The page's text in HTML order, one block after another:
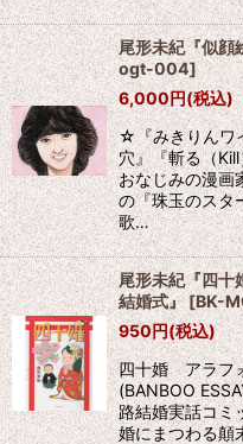
尾形未紀『似
ogt-004]
6,000円(税込)
☆『みきりんワ
穴』『斬る（
おなじみの漫画
の『珠玉のスタ
歌…
尾形未紀『四十
結婚式』[BK-
950円(税込)
四十婚 アラフ
(BANBOO
路結婚実話コミ
婚にまつわる顛